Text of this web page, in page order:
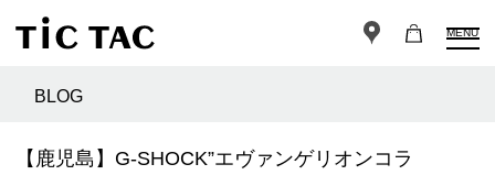
MENU
BLOG
【鹿児島】G-SHOCK”エヴァンゲリオンコラ